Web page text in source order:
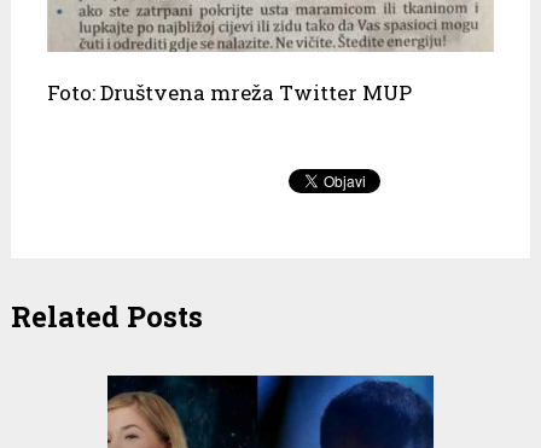
Foto: Društvena mreža Twitter MUP
Related Posts